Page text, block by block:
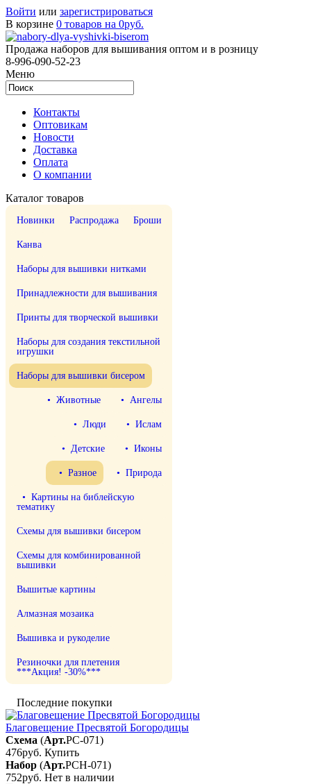
Войти или зарегистрироваться
В корзине 0 товаров на 0руб.
Продажа наборов для вышивания оптом и в розницу
8-996-090-52-23
Меню
Контакты
Оптовикам
Новости
Доставка
Оплата
О компании
Каталог товаров
Новинки Распродажа Броши
Канва
Наборы для вышивки нитками
Принадлежности для вышивания
Принты для творческой вышивки
Наборы для создания текстильной
игрушки
Наборы для вышивки бисером
• Ангелы
• Животные
• Ислам
• Люди
• Иконы
• Детские
• Природа
• Разное
• Картины на библейскую
тематику
Схемы для вышивки бисером
Схемы для комбинированной
вышивки
Вышитые картины
Алмазная мозаика
Вышивка и рукоделие
Резиночки для плетения
***Акция! -30%***
Последние покупки
Благовещение Пресвятой Богородицы
Схема (Арт.РС-071)
476руб. Купить
Набор (Арт.РСН-071)
752руб. Нет в наличии